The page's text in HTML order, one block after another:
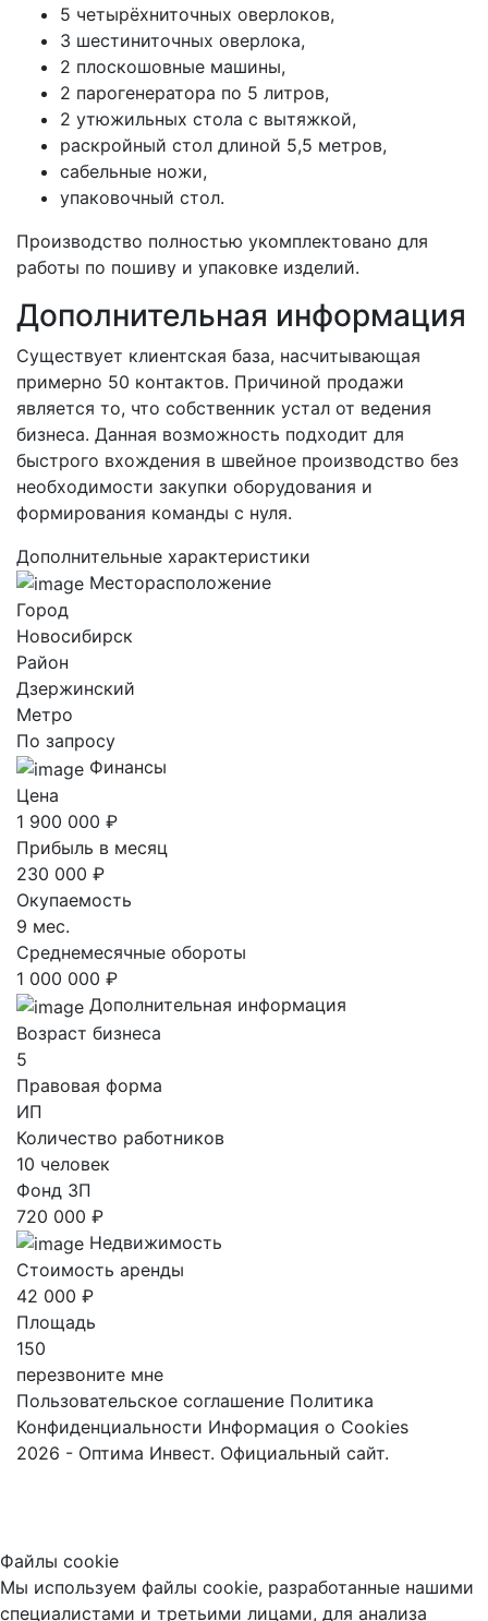
5 четырёхниточных оверлоков,
3 шестиниточных оверлока,
2 плоскошовные машины,
2 парогенератора по 5 литров,
2 утюжильных стола с вытяжкой,
раскройный стол длиной 5,5 метров,
сабельные ножи,
упаковочный стол.
Производство полностью укомплектовано для
работы по пошиву и упаковке изделий.
Дополнительная информация
Существует клиентская база, насчитывающая
примерно 50 контактов. Причиной продажи
является то, что собственник устал от ведения
бизнеса. Данная возможность подходит для
быстрого вхождения в швейное производство без
необходимости закупки оборудования и
формирования команды с нуля.
Дополнительные характеристики
Месторасположение
Город
Новосибирск
Район
Дзержинский
Метро
По запросу
Финансы
Цена
1 900 000 ₽
Прибыль в месяц
230 000 ₽
Окупаемость
9 мес.
Среднемесячные обороты
1 000 000 ₽
Дополнительная информация
Возраст бизнеса
5
Правовая форма
ИП
Количество работников
10 человек
Фонд ЗП
720 000 ₽
Недвижимость
Стоимость аренды
42 000 ₽
Площадь
150
перезвоните мне
Пользовательское соглашение Политика
Конфиденциальности Информация о Cookies
2026 - Оптима Инвест. Официальный сайт.
Файлы cookie
Мы используем файлы cookie, разработанные нашими
специалистами и третьими лицами, для анализа